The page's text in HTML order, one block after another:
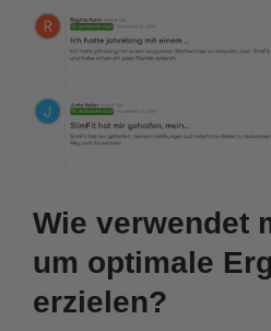
Wie verwendet
um optimale
erzielen?